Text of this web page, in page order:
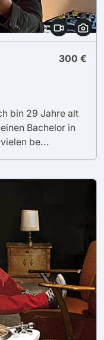
300 €
bin 29 Jahre alt
Bachelor in
be...